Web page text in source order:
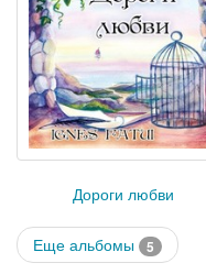
Дороги любви
Еще альбомы 5